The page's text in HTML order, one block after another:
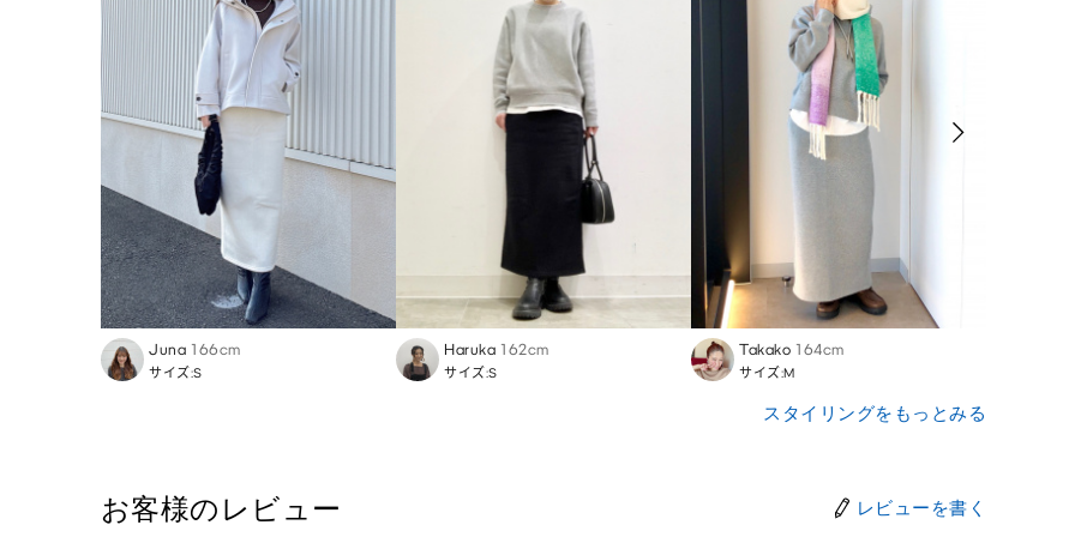
Juna 166cm
サイズ:S
Haruka 162cm
サイズ:S
Takako 164cm
サイズ:M
スタイリングをもっとみる
お客様のレビュー レビューを書く